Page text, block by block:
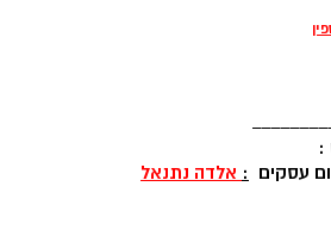
:
עסקים : אלדה נתנאל